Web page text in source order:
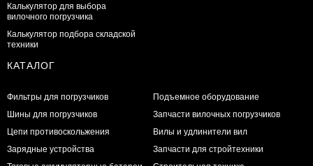
Калькулятор для выбора
вилочного погрузчика
Калькулятор подбора складской
техники
КАТАЛОГ
Фильтры для погрузчиков
Шины для погрузчиков
Цепи противоскольжения
Зарядные устройства
Подъемное оборудование
Запчасти вилочных погрузчиков
Вилы и удлинители вил
Запчасти для стройтехники